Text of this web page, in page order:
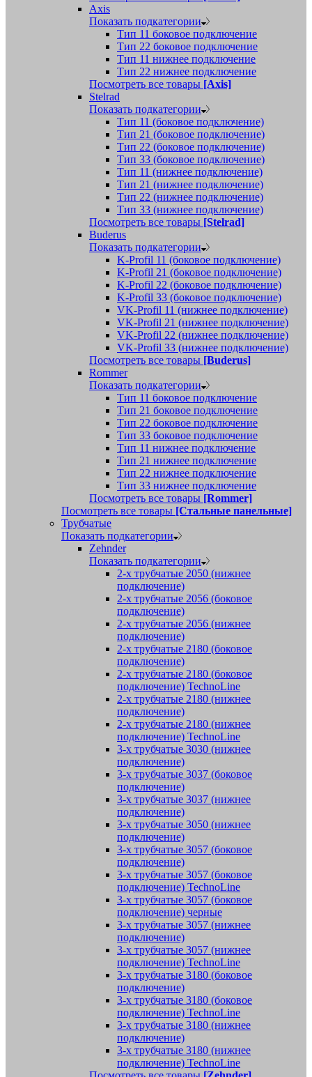
Axis
Показать подкатегории
Тип 11 боковое подключение
Тип 22 боковое подключение
Тип 11 нижнее подключение
Тип 22 нижнее подключение
Посмотреть все товары [Axis]
Stelrad
Показать подкатегории
Tип 11 (боковое подключение)
Тип 21 (боковое подключение)
Тип 22 (боковое подключение)
Тип 33 (боковое подключение)
Тип 11 (нижнее подключение)
Тип 21 (нижнее подключение)
Тип 22 (нижнее подключение)
Тип 33 (нижнее подключение)
Посмотреть все товары [Stelrad]
Buderus
Показать подкатегории
K-Profil 11 (боковое подключение)
K-Profil 21 (боковое подключение)
K-Profil 22 (боковое подключение)
K-Profil 33 (боковое подключение)
VK-Profil 11 (нижнее подключение)
VK-Profil 21 (нижнее подключение)
VK-Profil 22 (нижнее подключение)
VK-Profil 33 (нижнее подключение)
Посмотреть все товары [Buderus]
Rommer
Показать подкатегории
Тип 11 боковое подключение
Тип 21 боковое подключение
Тип 22 боковое подключение
Тип 33 боковое подключение
Тип 11 нижнее подключение
Тип 21 нижнее подключение
Тип 22 нижнее подключение
Тип 33 нижнее подключение
Посмотреть все товары [Rommer]
Посмотреть все товары [Стальные панельные]
Трубчатые
Показать подкатегории
Zehnder
Показать подкатегории
2-х трубчатые 2050 (нижнее
подключение)
2-х трубчатые 2056 (боковое
подключение)
2-х трубчатые 2056 (нижнее
подключение)
2-х трубчатые 2180 (боковое
подключение)
2-х трубчатые 2180 (боковое
подключение) TechnoLine
2-х трубчатые 2180 (нижнее
подключение)
2-х трубчатые 2180 (нижнее
подключение) TechnoLine
3-х трубчатые 3030 (нижнее
подключение)
3-х трубчатые 3037 (боковое
подключение)
3-х трубчатые 3037 (нижнее
подключение)
3-х трубчатые 3050 (нижнее
подключение)
3-х трубчатые 3057 (боковое
подключение)
3-х трубчатые 3057 (боковое
подключение) TechnoLine
3-х трубчатые 3057 (боковое
подключение) черные
3-х трубчатые 3057 (нижнее
подключение)
3-х трубчатые 3057 (нижнее
подключение) TechnoLine
3-х трубчатые 3180 (боковое
подключение)
3-х трубчатые 3180 (боковое
подключение) TechnoLine
3-х трубчатые 3180 (нижнее
подключение)
3-х трубчатые 3180 (нижнее
подключение) TechnoLine